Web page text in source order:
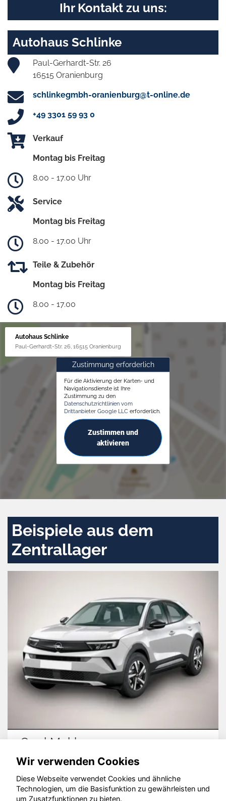
Ihr Kontakt zu uns:
Autohaus Schlinke
Paul-Gerhardt-Str. 26
16515 Oranienburg
schlinkegmbh-oranienburg@t-online.de
+49 3301 59 93 0
Verkauf
Montag bis Freitag
8.00 - 17.00 Uhr
Service
Montag bis Freitag
8.00 - 17.00 Uhr
Teile & Zubehör
Montag bis Freitag
8.00 - 17.00
Autohaus Schlinke
Paul-Gerhardt-Str. 26, 16515 Oranienburg
Zustimmung erforderlich
Für die Aktivierung der Karten- und
Navigationsdienste ist Ihre
Zustimmung zu den
Datenschutzrichtlinien vom
Drittanbieter Google LLC erforderlich.
Zustimmen und
aktivieren
Beispiele aus dem
Zentrallager
Opel Mokka
© konjunkturmotor.de GmbH 2020 - 2026
Wir verwenden Cookies
Diese Webseite verwendet Cookies und ähnliche
Technologien, um die Basisfunktion zu gewährleisten und
um Zusatzfunktionen zu bieten.